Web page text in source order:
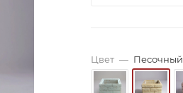
Цвет — Песочный